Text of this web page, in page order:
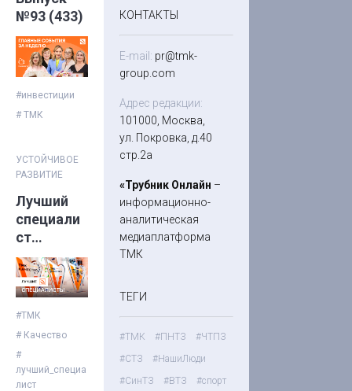
№93 (433)
#инвестиции
# ТМК
УСТОЙЧИВОЕ
РАЗВИТИЕ
Лучший
специали
ст
службы
качества
ТМК
#ТМК
# Качество
#
лучший_специа
лист
КОНТАКТЫ
E-mail: pr@tmk-
group.com
Адрес редакции:
101000, Москва,
ул. Покровка, д.40
стр.2а
«Трубник Онлайн –
информационно-
аналитическая
медиаплатформа
ТМК
ТЕГИ
#ТМК #ПНТЗ
#ЧТПЗ
#СТЗ
#НашиЛюди
#СинТЗ
#ВТЗ #спорт